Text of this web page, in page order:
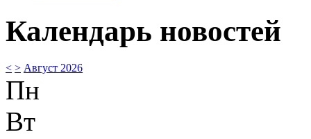
Календарь новостей
< > Август 2026
Пн
Вт